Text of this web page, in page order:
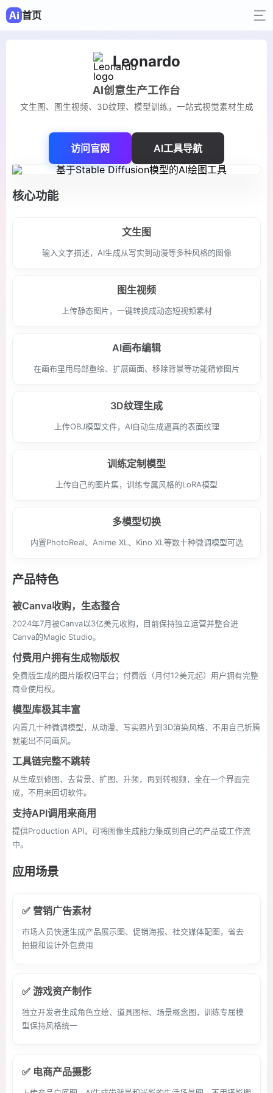
首页
Leonardo
AI创意生产工作台
文生图、图生视频、3D纹理、模型训练，一站式视觉素材生成
访问官网 AI工具导航
核心功能
文生图
输入文字描述，AI生成从写实到动漫等多种风格的图像
图生视频
上传静态图片，一键转换成动态短视频素材
AI画布编辑
在画布里用局部重绘、扩展画面、移除背景等功能精修图片
3D纹理生成
上传OBJ模型文件，AI自动生成逼真的表面纹理
训练定制模型
上传自己的图片集，训练专属风格的LoRA模型
多模型切换
内置PhotoReal、Anime XL、Kino XL等数十种微调模型可选
产品特色
被Canva收购，生态整合
2024年7月被Canva以3亿美元收购，目前保持独立运营并整合进
Canva的Magic Studio。
付费用户拥有生成物版权
免费版生成的图片版权归平台；付费版（月付12美元起）用户拥有完整
商业使用权。
模型库极其丰富
内置几十种微调模型，从动漫、写实照片到3D渲染风格，不用自己折腾
就能出不同画风。
工具链完整不跳转
从生成到修图、去背景、扩图、升频，再到转视频，全在一个界面完
成，不用来回切软件。
支持API调用来商用
提供Production API，可将图像生成能力集成到自己的产品或工作流
中。
应用场景
✅ 营销广告素材
市场人员快速生成产品展示图、促销海报、社交媒体配图，省去
拍摄和设计外包费用
✅ 游戏资产制作
独立开发者生成角色立绘、道具图标、场景概念图，训练专属模
型保持风格统一
✅ 电商产品摄影